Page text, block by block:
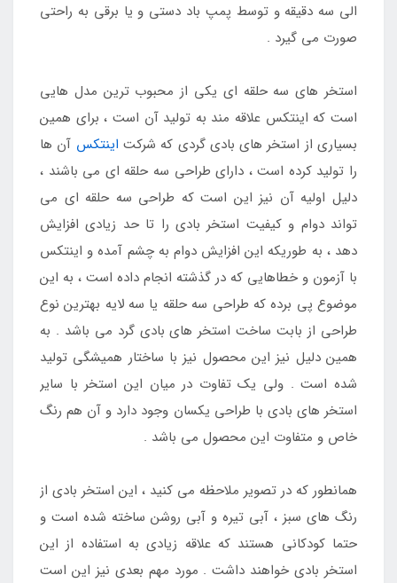
الی سه دقیقه و توسط پمپ باد دستی و یا برقی به راحتی
صورت می گیرد .
استخر های سه حلقه ای یکی از محبوب ترین مدل هایی
است که اینتکس علاقه مند به تولید آن است ، برای همین
بسیاری از استخر های بادی گردی که شرکت اینتکس آن ها
را تولید کرده است ، دارای طراحی سه حلقه ای می باشند ،
دلیل اولیه آن نیز این است که طراحی سه حلقه ای می
تواند دوام و کیفیت استخر بادی را تا حد زیادی افزایش
دهد ، به طوریکه این افزایش دوام به چشم آمده و اینتکس
با آزمون و خطاهایی که در گذشته انجام داده است ، به این
موضوع پی برده که طراحی سه حلقه یا سه لایه بهترین نوع
طراحی از بابت ساخت استخر های بادی گرد می باشد . به
همین دلیل نیز این محصول نیز با ساختار همیشگی تولید
شده است . ولی یک تفاوت در میان این استخر با سایر
استخر های بادی با طراحی یکسان وجود دارد و آن هم رنگ
خاص و متفاوت این محصول می باشد .
همانطور که در تصویر ملاحظه می کنید ، این استخر بادی از
رنگ های سبز ، آبی تیره و آبی روشن ساخته شده است و
حتما کودکانی هستند که علاقه زیادی به استفاده از این
استخر بادی خواهند داشت . مورد مهم بعدی نیز این است